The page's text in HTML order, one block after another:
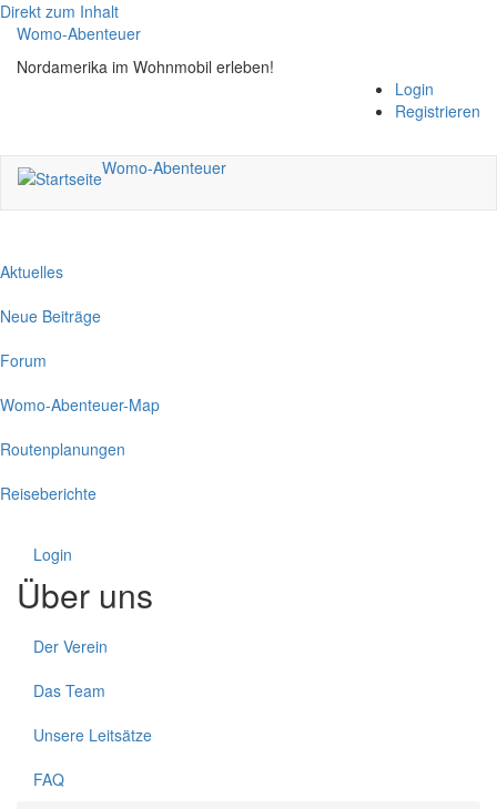
Direkt zum Inhalt
Womo-Abenteuer
Nordamerika im Wohnmobil erleben!
Login
Registrieren
Womo-Abenteuer
Aktuelles
Neue Beiträge
Forum
Womo-Abenteuer-Map
Routenplanungen
Reiseberichte
Login
Über uns
Der Verein
Das Team
Unsere Leitsätze
FAQ